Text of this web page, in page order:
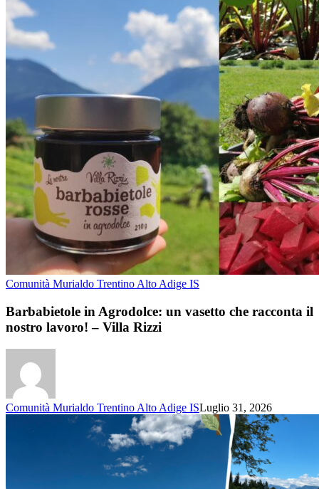
Comunità Murialdo Trentino Alto Adige IS
Barbabietole in Agrodolce: un vasetto che racconta il
nostro lavoro! – Villa Rizzi
Comunità Murialdo Trentino Alto Adige ISLuglio 31, 2026